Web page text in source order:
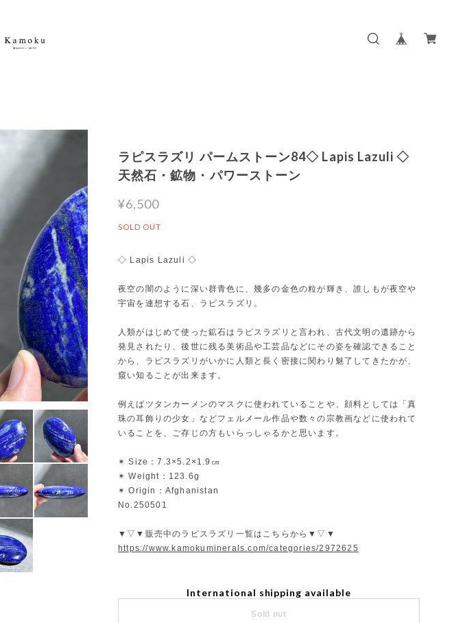
ラピスラズリ パームストーン84◇ Lapis Lazuli ◇
天然石・鉱物・パワーストーン
¥6,500
SOLD OUT
◇ Lapis Lazuli ◇
夜空の闇のように深い群青色に、幾多の金色の粒が輝き、誰しもが夜空や
宇宙を連想する石、ラピスラズリ。
人類がはじめて使った鉱石はラピスラズリと言われ、古代文明の遺跡から
発見されたり、後世に残る美術品や工芸品などにその姿を確認できること
から、ラピスラズリがいかに人類と長く密接に関わり魅了してきたかが、
窺い知ることが出来ます。
例えばツタンカーメンのマスクに使われていることや、顔料としては「真
珠の耳飾りの少女」などフェルメール作品や数々の宗教画などに使われて
いることを、ご存じの方もいらっしゃるかと思います。
✴︎ Size：7.3×5.2×1.9㎝
✴︎ Weight：123.6g
✴︎ Origin：Afghanistan
No.250501
▼▽▼販売中のラピスラズリ一覧はこちらから▼▽▼
https://www.kamokuminerals.com/categories/2972625
International shipping available
Sold out